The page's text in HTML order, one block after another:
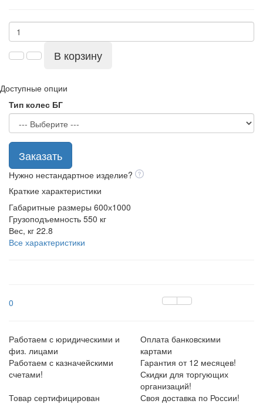
В корзину
Доступные опции
Тип колес БГ
Заказать
Нужно нестандартное изделие?
Краткие характеристики
Габаритные размеры 600х1000
Грузоподъемность 550 кг
Вес, кг 22.8
Все характеристики
0
Работаем с юридическими и
физ. лицами
Оплата банковскими
картами
Работаем с казначейскими
счетами!
Гарантия от 12 месяцев!
Скидки для торгующих
организаций!
Товар сертифицирован
Своя доставка по России!